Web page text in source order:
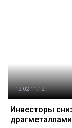
12.02 11:12
Инвесторы